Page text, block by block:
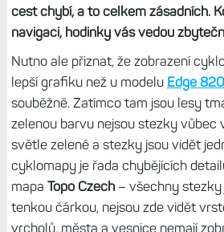
cest chybí, a to celkem zásadních.
navigaci, hodinky vás vedou
Nutno ale přiznat, že zobrazení
lepší grafiku než u modelu Edge 820
souběžně. Zatímco tam jsou lesy
zelenou barvu nejsou stezky vůbec
světle zelené a stezky jsou vidět
cyklomapy je řada chybějících
mapa Topo Czech– všechny stezky
tenkou čárkou, nejsou zde vidět
vrcholů, města a vesnice nemají